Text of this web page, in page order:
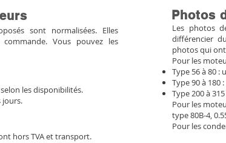
sont normalisées. Elles
Vous pouvez les
les disponibilités.
jours.
hors TVA et transport.
Photos
Les photos
différencier
photos qui
Pour les
Type 56 à 80 :
Type 90 à 180
Type 200 à
Pour les
type 80B-4,
Pour les